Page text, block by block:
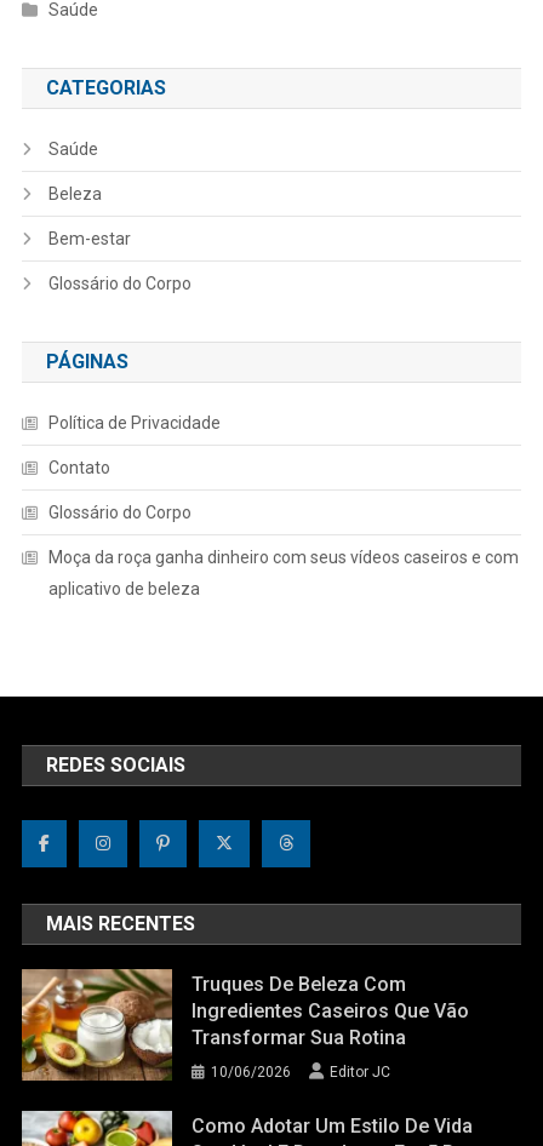
Saúde
CATEGORIAS
Saúde
Beleza
Bem-estar
Glossário do Corpo
PÁGINAS
Política de Privacidade
Contato
Glossário do Corpo
Moça da roça ganha dinheiro com seus vídeos caseiros e com
aplicativo de beleza
REDES SOCIAIS
MAIS RECENTES
Truques De Beleza Com
Ingredientes Caseiros Que Vão
Transformar Sua Rotina
10/06/2026 Editor JC
Como Adotar Um Estilo De Vida